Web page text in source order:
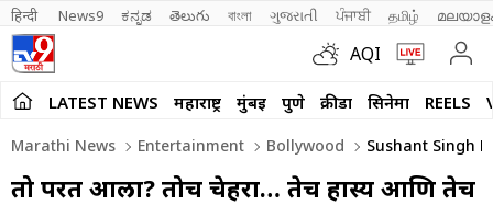
हिन्दी News9 ಕನ್ನಡ తెలుగు বাংলা ગુજરાતી ਪੰਜਾਬੀ தமிழ்
AQI
LATEST NEWS महाराष्ट्र मुंबई पुणे क्रीडा सिनेमा REELS
Marathi News Entertainment Bollywood Sushant Singh
तो परत आला? तोच चेहरा… तेच हास्य आणि तेच